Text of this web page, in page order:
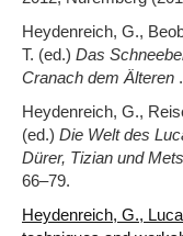
Heydenreich, G.,
T. (ed.) Das
Cranach dem Älteren
Heydenreich, G.,
(ed.) Die Welt des
Dürer, Tizian und
66‒79.
Heydenreich, G.,